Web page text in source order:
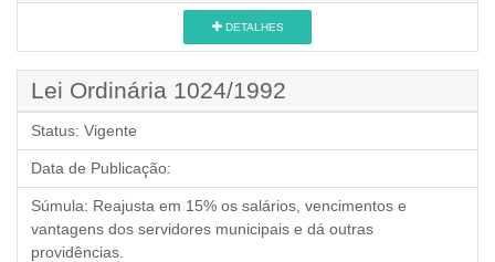
DETALHES
Lei Ordinária 1024/1992
Status: Vigente
Data de Publicação:
Súmula: Reajusta em 15% os salários, vencimentos e
vantagens dos servidores municipais e dá outras
providências.